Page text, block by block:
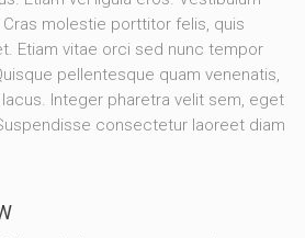
molestie porttitor felis, quis
Etiam vitae orci sed nunc tempor
pellentesque quam venenatis,
Integer pharetra velit sem, eget
consectetur laoreet diam